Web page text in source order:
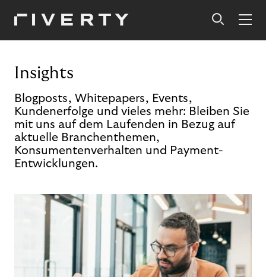
Insights
Blogposts, Whitepapers, Events,
Kundenerfolge und vieles mehr: Bleiben Sie
mit uns auf dem Laufenden in Bezug auf
aktuelle Branchenthemen,
Konsumentenverhalten und Payment-
Entwicklungen.